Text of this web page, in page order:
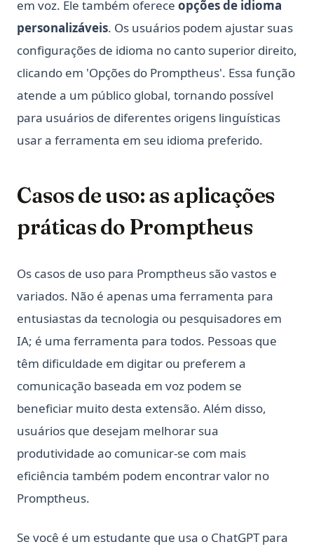
em voz. Ele também oferece opções de idioma
personalizáveis. Os usuários podem ajustar suas
configurações de idioma no canto superior direito,
clicando em 'Opções do Promptheus'. Essa função
atende a um público global, tornando possível
para usuários de diferentes origens linguísticas
usar a ferramenta em seu idioma preferido.
Casos de uso: as aplicações
práticas do Promptheus
Os casos de uso para Promptheus são vastos e
variados. Não é apenas uma ferramenta para
entusiastas da tecnologia ou pesquisadores em
IA; é uma ferramenta para todos. Pessoas que
têm dificuldade em digitar ou preferem a
comunicação baseada em voz podem se
beneficiar muito desta extensão. Além disso,
usuários que desejam melhorar sua
produtividade ao comunicar-se com mais
eficiência também podem encontrar valor no
Promptheus.
Se você é um estudante que usa o ChatGPT para